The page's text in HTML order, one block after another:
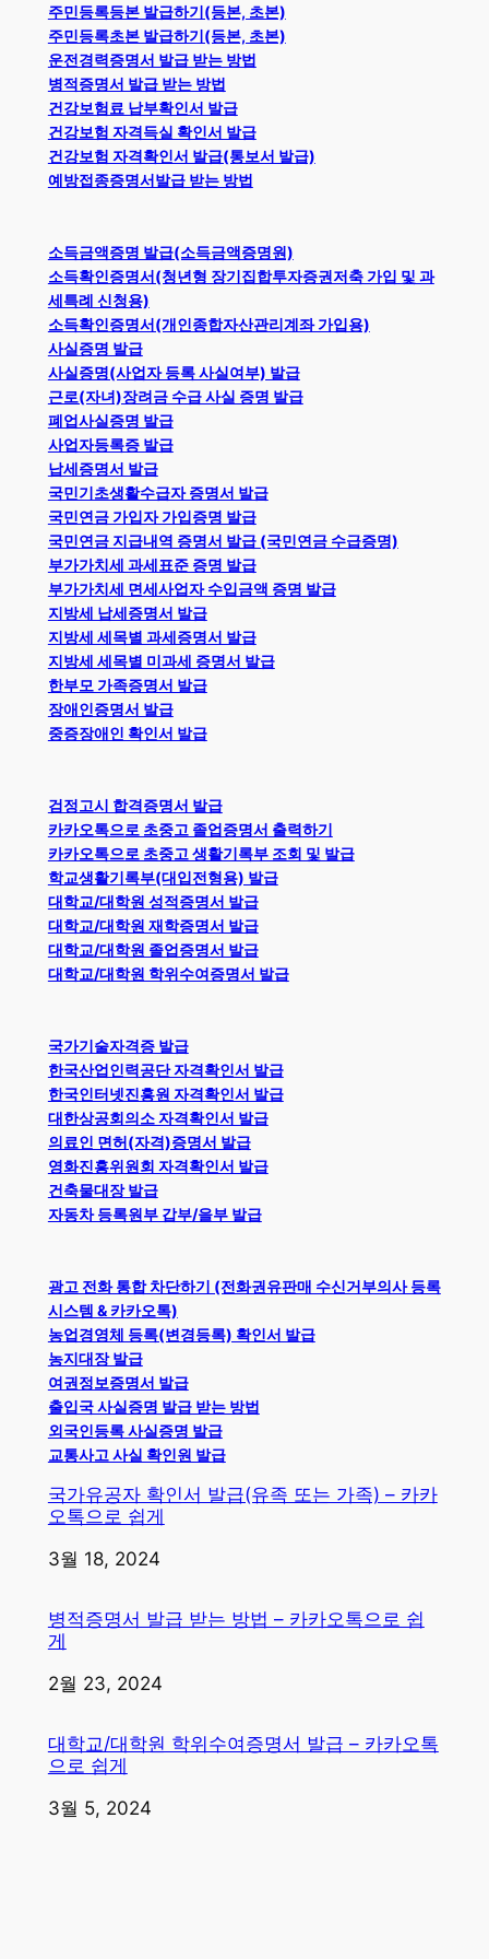
주민등록등본 발급하기(등본, 초본)
주민등록초본 발급하기(등본, 초본)
운전경력증명서 발급 받는 방법
병적증명서 발급 받는 방법
건강보험료 납부확인서 발급
건강보험 자격득실 확인서 발급
건강보험 자격확인서 발급(통보서 발급)
예방접종증명서발급 받는 방법
소득금액증명 발급(소득금액증명원)
소득확인증명서(청년형 장기집합투자증권저축 가입 및 과
세특례 신청용)
소득확인증명서(개인종합자산관리계좌 가입용)
사실증명 발급
사실증명(사업자 등록 사실여부) 발급
근로(자녀)장려금 수급 사실 증명 발급
폐업사실증명 발급
사업자등록증 발급
납세증명서 발급
국민기초생활수급자 증명서 발급
국민연금 가입자 가입증명 발급
국민연금 지급내역 증명서 발급 (국민연금 수급증명)
부가가치세 과세표준 증명 발급
부가가치세 면세사업자 수입금액 증명 발급
지방세 납세증명서 발급
지방세 세목별 과세증명서 발급
지방세 세목별 미과세 증명서 발급
한부모 가족증명서 발급
장애인증명서 발급
중증장애인 확인서 발급
검정고시 합격증명서 발급
카카오톡으로 초중고 졸업증명서 출력하기
카카오톡으로 초중고 생활기록부 조회 및 발급
학교생활기록부(대입전형용) 발급
대학교/대학원 성적증명서 발급
대학교/대학원 재학증명서 발급
대학교/대학원 졸업증명서 발급
대학교/대학원 학위수여증명서 발급
국가기술자격증 발급
한국산업인력공단 자격확인서 발급
한국인터넷진흥원 자격확인서 발급
대한상공회의소 자격확인서 발급
의료인 면허(자격)증명서 발급
영화진흥위원회 자격확인서 발급
건축물대장 발급
자동차 등록원부 갑부/을부 발급
광고 전화 통합 차단하기 (전화권유판매 수신거부의사 등록
시스템 & 카카오톡)
농업경영체 등록(변경등록) 확인서 발급
농지대장 발급
여권정보증명서 발급
출입국 사실증명 발급 받는 방법
외국인등록 사실증명 발급
교통사고 사실 확인원 발급
국가유공자 확인서 발급(유족 또는 가족) – 카카
오톡으로 쉽게
일자
3월 18, 2024
병적증명서 발급 받는 방법 – 카카오톡으로 쉽
게
일자
2월 23, 2024
대학교/대학원 학위수여증명서 발급 – 카카오톡
으로 쉽게
일자
3월 5, 2024